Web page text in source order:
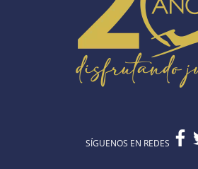
SÍGUENOS EN REDES